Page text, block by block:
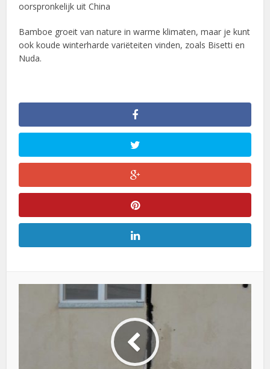
oorspronkelijk uit China
Bamboe groeit van nature in warme klimaten, maar je kunt
ook koude winterharde variëteiten vinden, zoals Bisetti en
Nuda.